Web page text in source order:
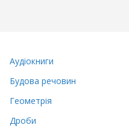
Аудіокниги
Будова речовин
Геометрія
Дроби